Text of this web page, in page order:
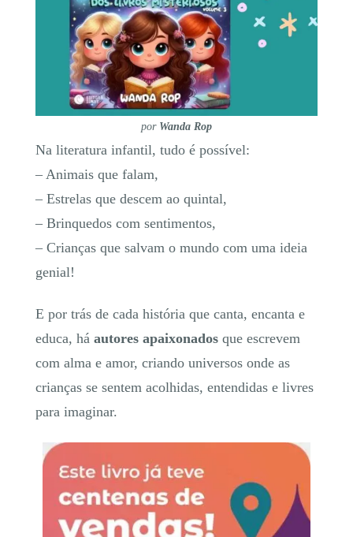
por Wanda Rop
Na literatura infantil, tudo é possível:
– Animais que falam,
– Estrelas que descem ao quintal,
– Brinquedos com sentimentos,
– Crianças que salvam o mundo com uma ideia
genial!
E por trás de cada história que canta, encanta e
educa, há autores apaixonadosque escrevem
com alma e amor, criando universos onde as
crianças se sentem acolhidas, entendidas e livres
para imaginar.